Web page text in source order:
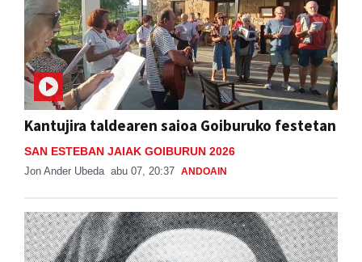
Kantujira taldearen saioa Goiburuko festetan
SAN ESTEBAN JAIAK GOIBURUN 2026
Jon Ander Ubeda abu 07, 20:37 ANDOAIN